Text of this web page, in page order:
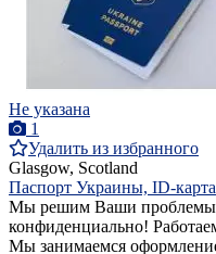
Не указана
1
Удалить из избранного
Glasgow, Scotland
Паспорт Украины, ID-карта
Мы решим Ваши проблемы
конфиденциально!
Мы занимаемся